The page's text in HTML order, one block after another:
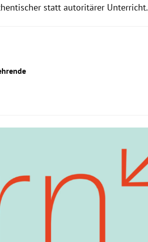
statt autoritärer Unterricht.
www.loern.at